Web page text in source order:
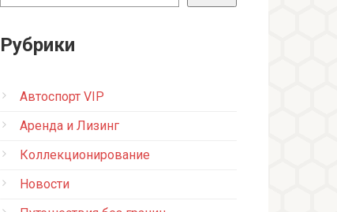
Рубрики
Автоспорт VIP
Аренда и Лизинг
Коллекционирование
Новости